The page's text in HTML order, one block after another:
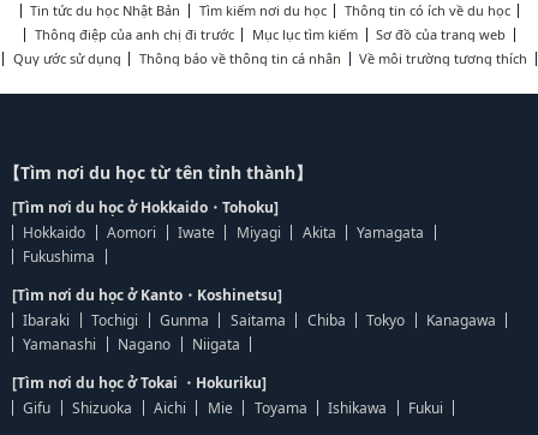
Tin tức du học Nhật Bản Tìm kiếm nơi du học
Thông tin có ích về du học
Thông điệp của anh chị đi trước
Mục lục tìm kiếm
Sơ đồ của trang web
Quy ước sử dụng
Thông báo về thông tin cá nhân Về môi trường tương thích
【Tìm nơi du học từ tên tỉnh thành】
[Tìm nơi du học ở Hokkaido・Tohoku]
Hokkaido
Aomori Iwate Miyagi Akita
Yamagata
Fukushima
[Tìm nơi du học ở Kanto・Koshinetsu]
Ibaraki
Tochigi Gunma Saitama Chiba Tokyo
Kanagawa
Yamanashi
Nagano
Niigata
[Tìm nơi du học ở Tokai ・Hokuriku]
Gifu
Shizuoka Aichi Mie Toyama Ishikawa
Fukui